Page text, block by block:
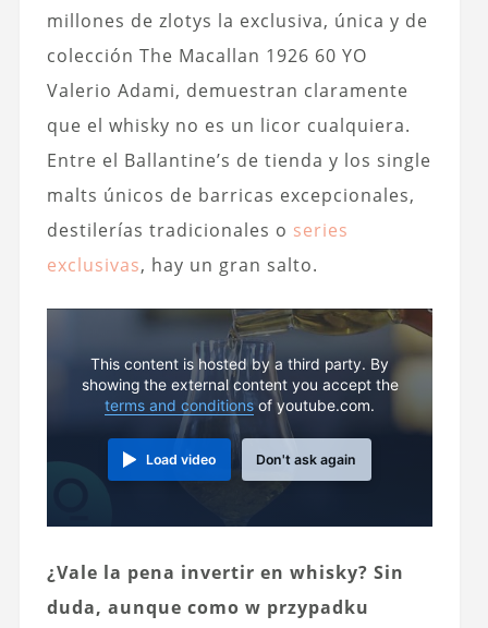
millones de zlotys la exclusiva, única y de
colección The Macallan 1926 60 YO
Valerio Adami, demuestran claramente
que el whisky no es un licor cualquiera.
Entre el Ballantine’s de tienda y los single
malts únicos de barricas excepcionales,
destilerías tradicionales o series
exclusivas, hay un gran salto.
This content is hosted by a third party. By
showing the external content you accept the
terms and conditions of youtube.com.
Load video Don't ask again
¿Vale la pena invertir en whisky? Sin
duda, aunque como w przypadku